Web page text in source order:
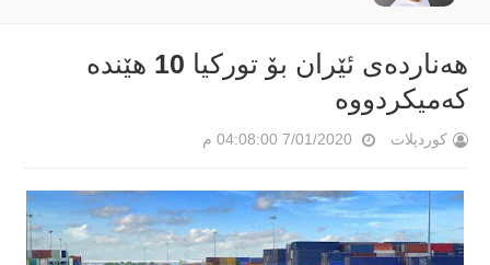
هەناردەی ئێران بۆ تورکیا 10 هێندە
کەمیکردووە
کوردپلات 7/01/2020 04:08:00 م